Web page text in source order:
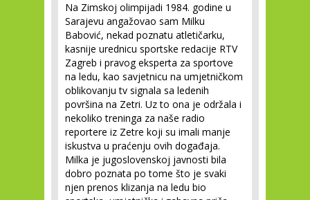
Na Zimskoj olimpijadi 1984. godine u
Sarajevu angažovao sam Milku
Babović, nekad poznatu atletičarku,
kasnije urednicu sportske redacije RTV
Zagreb i pravog eksperta za sportove
na ledu, kao savjetnicu na umjetničkom
oblikovanju tv signala sa ledenih
površina na Zetri. Uz to ona je održala i
nekoliko treninga za naše radio
reportere iz Zetre koji su imali manje
iskustva u praćenju ovih događaja.
Milka je jugoslovenskoj javnosti bila
dobro poznata po tome što je svaki
njen prenos klizanja na ledu bio